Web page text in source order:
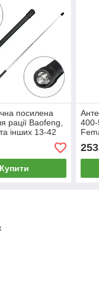
посилена
рації Baofeng,
інших 13-42
VHF/UHF
Купити
253